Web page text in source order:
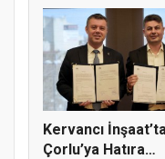
Kervancı
Çorlu’ya Hatıra